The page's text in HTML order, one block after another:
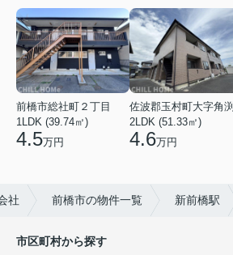
前橋市総社町２丁目
1LDK (39.74㎡)
4.5万円
佐波郡玉村町大字角渕
2LDK (51.33㎡)
4.6万円
社 前橋市の物件一覧 新前橋駅
市区町村から探す